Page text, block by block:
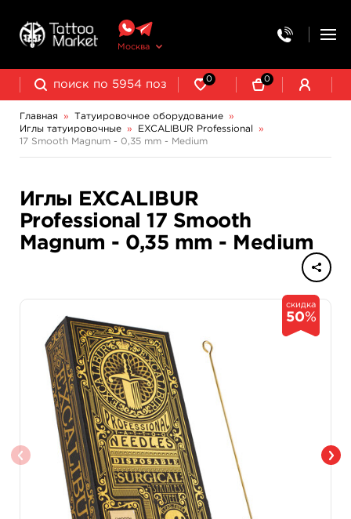
Москва
0 0
Главная » Татуировочное оборудование
»
Иглы татуировочные
» EXCALIBUR Professional
»
17 Smooth Magnum - 0,35 mm - Medium
Иглы EXCALIBUR
Professional 17 Smooth
Magnum - 0,35 mm - Medium
скидка
50%